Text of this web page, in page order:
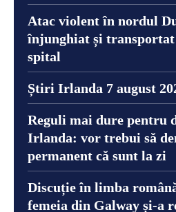
Atac violent în nordul
înjunghiat și transportat
spital
Știri Irlanda 7 august
Reguli mai dure pentru
Irlanda: vor trebui să
permanent că sunt la zi
Discuție în limba
femeia din Galway și-a